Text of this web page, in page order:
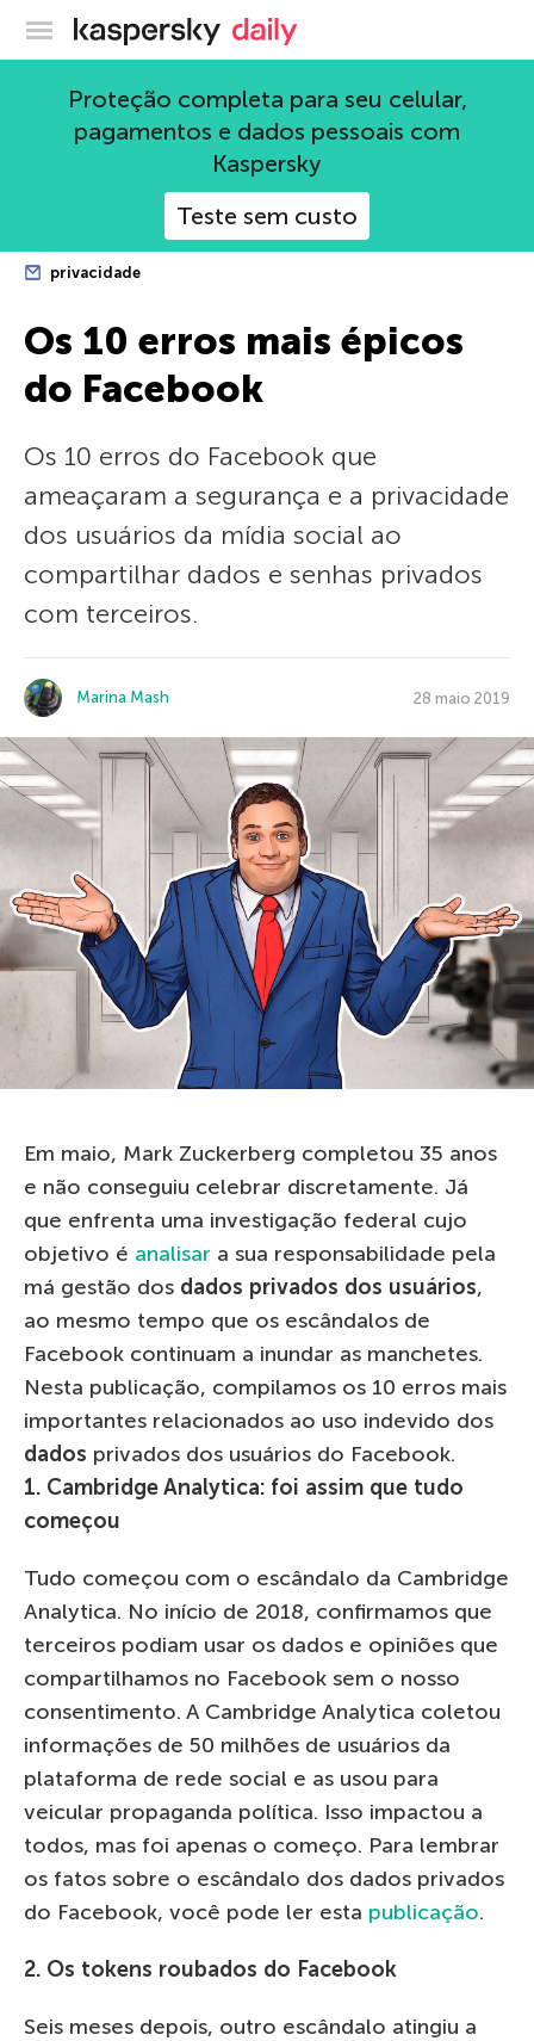
Blog oficial da Kaspersky
Proteção completa para seu celular,
pagamentos e dados pessoais com
Kaspersky
Teste sem custo
privacidade
Os 10 erros mais épicos
do Facebook
Os 10 erros do Facebook que
ameaçaram a segurança e a privacidade
dos usuários da mídia social ao
compartilhar dados e senhas privados
com terceiros.
Marina Mash 28 maio 2019
Em maio, Mark Zuckerberg completou 35 anos
e não conseguiu celebrar discretamente. Já
que enfrenta uma investigação federal cujo
objetivo é analisar a sua responsabilidade pela
má gestão dos dados privados dos usuários,
ao mesmo tempo que os escândalos de
Facebook continuam a inundar as manchetes.
Nesta publicação, compilamos os 10 erros mais
importantes relacionados ao uso indevido dos
dados privados dos usuários do Facebook.
1. Cambridge Analytica: foi assim que tudo
começou
Tudo começou com o escândalo da Cambridge
Analytica. No início de 2018, confirmamos que
terceiros podiam usar os dados e opiniões que
compartilhamos no Facebook sem o nosso
consentimento. A Cambridge Analytica coletou
informações de 50 milhões de usuários da
plataforma de rede social e as usou para
veicular propaganda política. Isso impactou a
todos, mas foi apenas o começo. Para lembrar
os fatos sobre o escândalo dos dados privados
do Facebook, você pode ler esta publicação.
2. Os tokens roubados do Facebook
Seis meses depois, outro escândalo atingiu a